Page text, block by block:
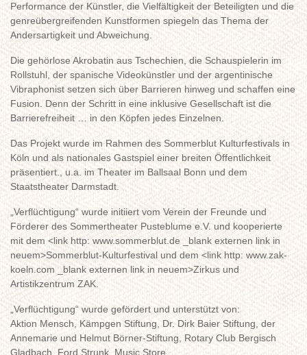
Performance der Künstler, die Vielfältigkeit der Beteiligten und die
genreübergreifenden Kunstformen spiegeln das Thema der
Andersartigkeit und Abweichung.
Die gehörlose Akrobatin aus Tschechien, die Schauspielerin im
Rollstuhl, der spanische Videokünstler und der argentinische
Vibraphonist setzen sich über Barrieren hinweg und schaffen eine
Fusion. Denn der Schritt in eine inklusive Gesellschaft ist die
Barrierefreiheit … in den Köpfen jedes Einzelnen.
Das Projekt wurde im Rahmen des Sommerblut Kulturfestivals in
Köln und als nationales Gastspiel einer breiten Öffentlichkeit
präsentiert., u.a. im Theater im Ballsaal Bonn und dem
Staatstheater Darmstadt.
„Verflüchtigung“ wurde initiiert vom Verein der Freunde und
Förderer des Sommertheater Pusteblume e.V. und kooperierte
mit dem <link http: www.sommerblut.de _blank externen link in
neuem>Sommerblut-Kulturfestival und dem <link http: www.zak-
koeln.com _blank externen link in neuem>Zirkus und
Artistikzentrum ZAK.
„Verflüchtigung“ wurde gefördert und unterstützt von:
Aktion Mensch, Kämpgen Stiftung, Dr. Dirk Baier Stiftung, der
Annemarie und Helmut Börner-Stiftung, Rotary Club Bergisch
Gladbach, Ford Strunk, Music Store.